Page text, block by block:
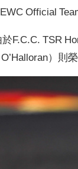
Official
F.C.C. TSR
O’Halloran）則